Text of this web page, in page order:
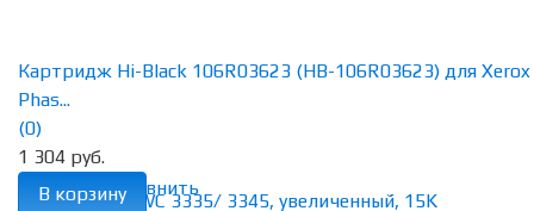
избранное сравнить
Картридж Hi-Black 106R03623 (HB-106R03623) для Xerox
Phas...
(0)
1 304 руб.
В корзину